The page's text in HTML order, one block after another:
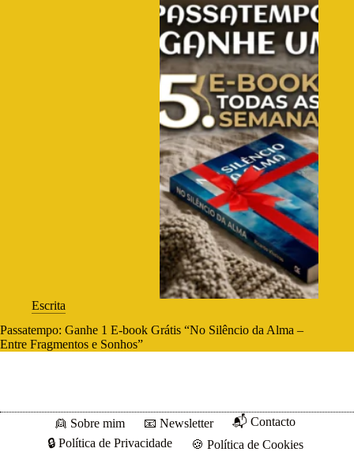
Escrita
Passatempo: Ganhe 1 E-book Grátis “No Silêncio da Alma –
Entre Fragmentos e Sonhos”
👱 Sobre mim 📧 Newsletter
📬 Contacto
🔒 Política de Privacidade
🍪 Política de Cookies